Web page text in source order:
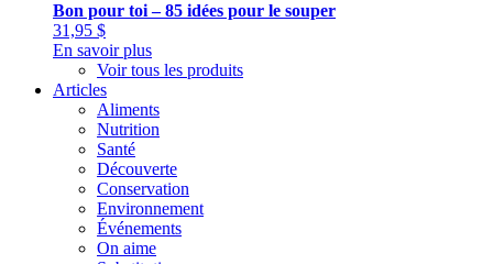
Bon pour toi – 85 idées pour le souper
31,95 $
En savoir plus
Voir tous les produits
Articles
Aliments
Nutrition
Santé
Découverte
Conservation
Environnement
Événements
On aime